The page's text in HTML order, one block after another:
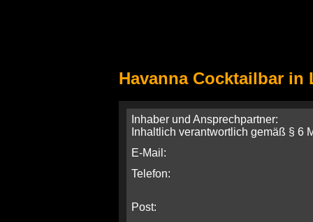
Havanna Cocktailbar in
Inhaber und Ansprechpartner:
Inhaltlich verantwortlich gemäß § 6
E-Mail:
Telefon:
Post: